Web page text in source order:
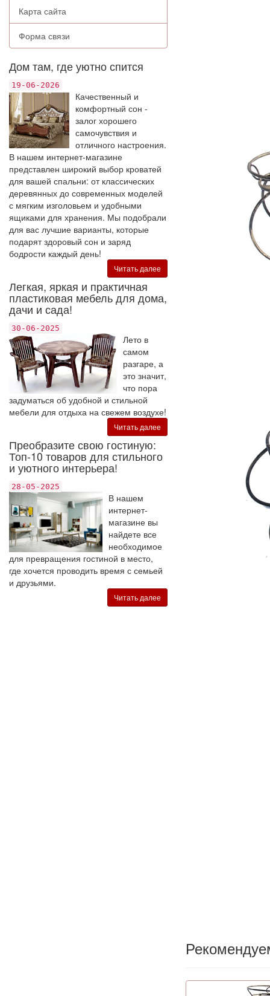
Карта сайта
Форма связи
Дом там, где уютно спится
19-06-2026
Качественный и
комфортный сон -
залог хорошего
самочувствия и
отличного настроения.
В нашем интернет-магазине
представлен широкий выбор кроватей
для вашей спальни: от классических
деревянных до современных моделей
с мягким изголовьем и удобными
ящиками для хранения. Мы подобрали
для вас лучшие варианты, которые
подарят здоровый сон и заряд
бодрости каждый день!
Читать далее
Легкая, яркая и практичная
пластиковая мебель для дома,
дачи и сада!
30-06-2025
Лето в
самом
разгаре, а
это значит,
что пора
задуматься об удобной и стильной
мебели для отдыха на свежем воздухе!
Читать далее
Преобразите свою гостиную:
Топ-10 товаров для стильного
и уютного интерьера!
28-05-2025
В нашем
интернет-
магазине вы
найдете все
необходимое
для превращения гостиной в место,
где хочется проводить время с семьей
и друзьями.
Читать далее